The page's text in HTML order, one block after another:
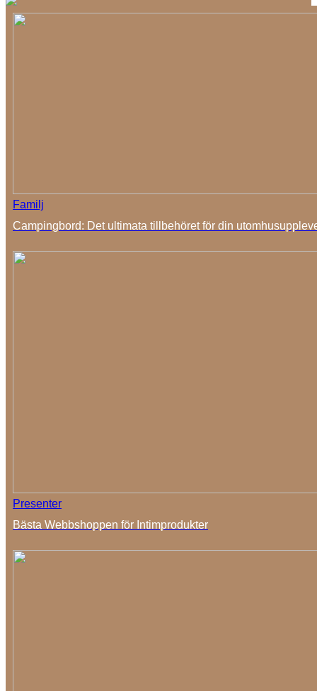
Familj
Campingbord: Det ultimata tillbehöret för din
Presenter
Bästa Webbshoppen för Intimprodukter